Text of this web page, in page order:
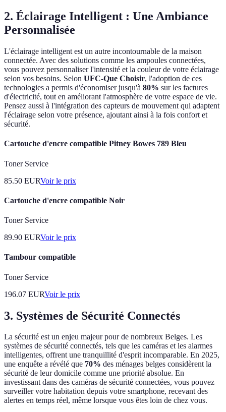
2. Éclairage Intelligent : Une Ambiance
Personnalisée
L'éclairage intelligent est un autre incontournable de la maison
connectée. Avec des solutions comme les ampoules connectées,
vous pouvez personnaliser l'intensité et la couleur de votre éclairage
selon vos besoins. Selon UFC-Que Choisir, l'adoption de ces
technologies a permis d'économiser jusqu'à 80% sur les factures
d'électricité, tout en améliorant l'atmosphère de votre espace de vie.
Pensez aussi à l'intégration des capteurs de mouvement qui adaptent
l'éclairage selon votre présence, ajoutant ainsi à la fois confort et
sécurité.
Cartouche d'encre compatible Pitney Bowes 789 Bleu
Toner Service
85.50 EURVoir le prix
Cartouche d'encre compatible Noir
Toner Service
89.90 EURVoir le prix
Tambour compatible
Toner Service
196.07 EURVoir le prix
3. Systèmes de Sécurité Connectés
La sécurité est un enjeu majeur pour de nombreux Belges. Les
systèmes de sécurité connectés, tels que les caméras et les alarmes
intelligentes, offrent une tranquillité d'esprit incomparable. En 2025,
une enquête a révélé que 70% des ménages belges considèrent la
sécurité de leur domicile comme une priorité absolue. En
investissant dans des caméras de sécurité connectées, vous pouvez
surveiller votre habitation depuis votre smartphone, recevant des
alertes en temps réel, même lorsque vous êtes loin de chez vous.